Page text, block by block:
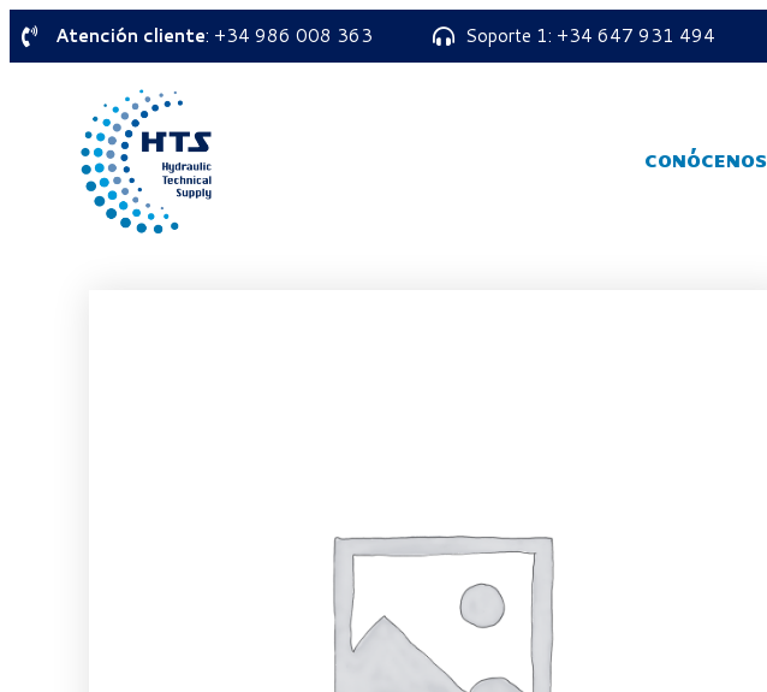
Atención cliente: +34 986 008 363 Soporte 1: +34 647 931 494
CONÓCENOS